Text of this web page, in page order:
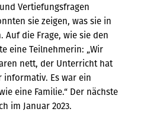
Vertiefungsfragen
sie zeigen, was sie in
Auf die Frage, wie sie den
eine Teilnehmerin: „Wir
nett, der Unterricht hat
informativ. Es war ein
eine Familie.“ Der nächste
im Januar 2023.